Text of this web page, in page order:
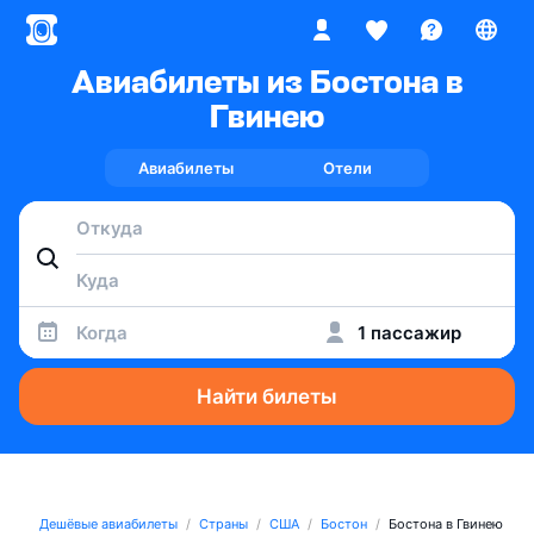
Авиабилеты из Бостона в
Гвинею
Авиабилеты Отели
Когда 1 пассажир
Найти билеты
Дешёвые авиабилеты Страны США Бостон Бостона в Гвинею